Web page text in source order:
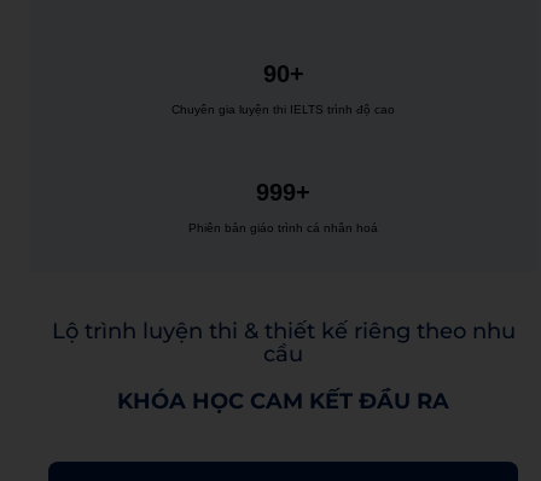
90+
Chuyên gia luyện thi IELTS trình độ cao
999+
Phiên bản giáo trình cá nhân hoá
Lộ trình luyện thi & thiết kế riêng theo nhu
cầu
KHÓA HỌC CAM KẾT ĐẦU RA